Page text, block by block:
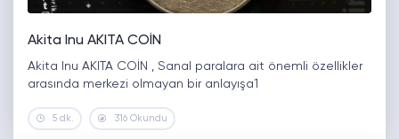
Akita Inu AKITA COİN
Akita Inu AKITA COİN , Sanal paralara ait önemli özellikler
arasında merkezi olmayan bir anlayışa1
5 dk. 316 Okundu